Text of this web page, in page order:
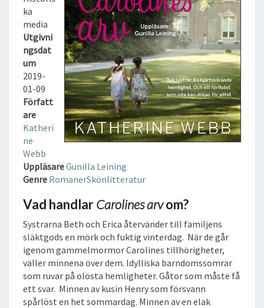
S
A
R
V
L
J
U
D
B
O
K
ka
media
Utgivni
ngsdat
um
2019-
01-09
Författ
are
Katheri
ne
Webb
UppläsareGunilla Leining
Genre RomanerSkönlitteratur
Vad handlarCarolines arvom?
Systrarna Beth och Erica återvänder till familjens
släktgods en mörk och fuktig vinterdag. När de går
igenom gammelmormor Carolines tillhörigheter,
väller minnena över dem. Idylliska barndomssomrar
som ruvar på olösta hemligheter. Gåtor som måste få
ett svar. Minnen av kusin Henry som försvann
spårlöst en het sommardag. Minnen av en elak